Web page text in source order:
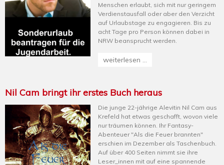
Menschen erlaubt, sich mit nur geringem
Verdienstausfall oder aber den Verzicht
auf Urlaubstage zu engagieren. Bis zu
acht Tage pro Person können dabei in
NRW beansprucht werden.
weiterlesen ...
Nil Cam bringt ihr erstes Buch heraus
Die junge 22-jährige Alevitin Nil Cam aus
Krefeld hat etwas geschafft, wovon viele
nur träumen können. Ihr Fantasy-
Abenteuer "Als die Feuer brannten"
erschien im Dezember als Taschenbuch.
Auf über 400 Seiten nimmt sie ihre
Leser_innen mit auf eine spannende